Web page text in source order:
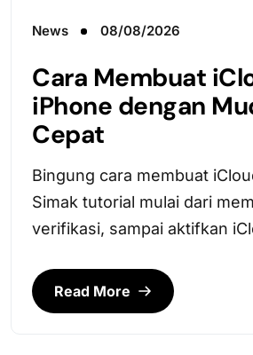
News 08/08/2026
Cara Membuat
iPhone dengan
Cepat
Bingung cara membuat
Simak tutorial mulai dari
verifikasi, sampai aktifkan
Read More